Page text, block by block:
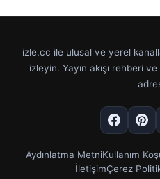
izle.cc ile ulusal ve yerel
izleyin. Yayın akışı rehberi
Aydınlatma MetniKullanım
İletişimÇerez